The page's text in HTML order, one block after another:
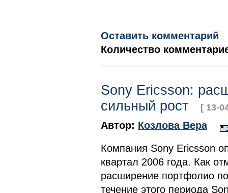
Оставить комментарий
Количество
Sony Ericsson:
сильный рост
[ 13-
Автор: Козлова Вера
Компания Sony Ericsson
квартал 2006 года. Как
расширение портфолио
течение этого периода